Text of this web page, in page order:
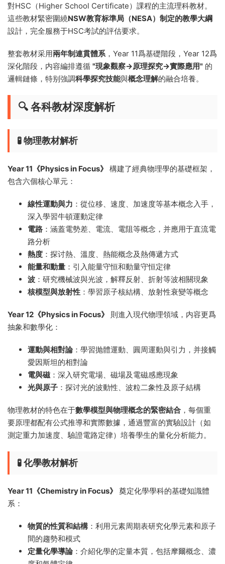
對HSC（Higher School Certificate）課程的主流理科教材。
這些教材緊密圍繞NSW教育标準局（NESA）制定的教學大綱
設計，完全服務于HSC考試的評估要求。
整套教材采用兩年制連貫體系，Year 11爲基礎階段，Year 12爲
深化階段，内容編排遵循 "現象觀察→原理探究→實際應用" 的
邏輯鏈條，特别強調科學探究技能與概念理解的融合培養。
🔍 各科教材深度解析
🧪 物理教材解析
Year 11《Physics in Focus》 構建了經典物理學的基礎框架，
包含六個核心單元：
線性運動與力 ：從位移、速度、加速度等基本概念入手，
深入學習牛頓運動定律
電路 ：涵蓋電勢差、電流、電阻等概念，并應用于直流電
路分析
熱度 ：探讨熱、溫度、熱能概念及熱傳遞方式
能量和動量 ：引入能量守恒和動量守恒定律
波 ：研究機械波與光波，解釋反射、折射等波相關現象
核模型與放射性 ：學習原子核結構、放射性衰變等概念
Year 12《Physics in Focus》
則進入現代物理領域，内容更爲
抽象和數學化：
運動與相對論：學習抛體運動、圓周運動與引力，并接觸
愛因斯坦的相對論
電與磁 ：深入研究電場、磁場及電磁感應現象
光與原子 ：探讨光的波動性、波粒二象性及原子結構
物理教材的特色在于數學模型與物理概念的緊密結合 ，每個重
要原理都配有公式推導和實際數據，通過豐富的實驗設計（如
測定重力加速度、驗證電路定律）培養學生的量化分析能力。
🧪 化學教材解析
Year 11《Chemistry in Focus》
奠定化學學科的基礎知識體
系：
物質的性質和結構 ：利用元素周期表研究化學元素和原子
間的趨勢和模式
定量化學導論：介紹化學的定量本質，包括摩爾概念、濃